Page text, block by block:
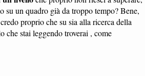
su un quadro già da troppo tempo? Bene,
proprio che su sia alla ricerca della
che stai leggendo troverai , come